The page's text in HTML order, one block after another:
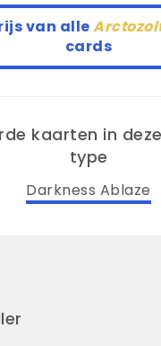
van alle
cards
kaarten in
type
Darkness Ablaze